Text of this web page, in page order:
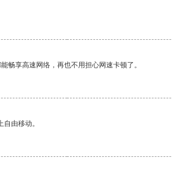
畅享高速网络，再也不用担心网速卡顿了。
由移动。